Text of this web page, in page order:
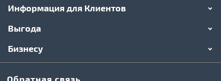
Информация для Клиентов
Выгода
Бизнесу
Обратная связь